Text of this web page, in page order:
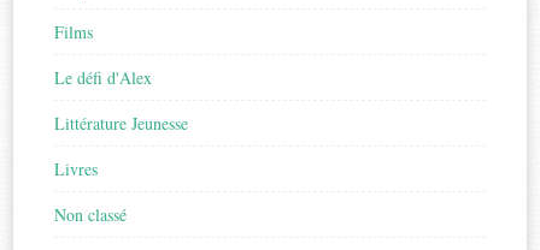
Films
Le défi d'Alex
Littérature Jeunesse
Livres
Non classé